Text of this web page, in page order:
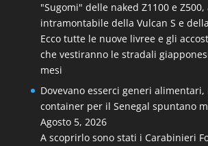
"Sugomi" delle naked Z1100 e
intramontabile della Vulcan S e
Ecco tutte le nuove livree e gli
che vestiranno le stradali
mesi
Dovevano esserci generi alimentari,
container per il Senegal spuntano
Agosto 5, 2026
A scoprirlo sono stati i Carabinieri